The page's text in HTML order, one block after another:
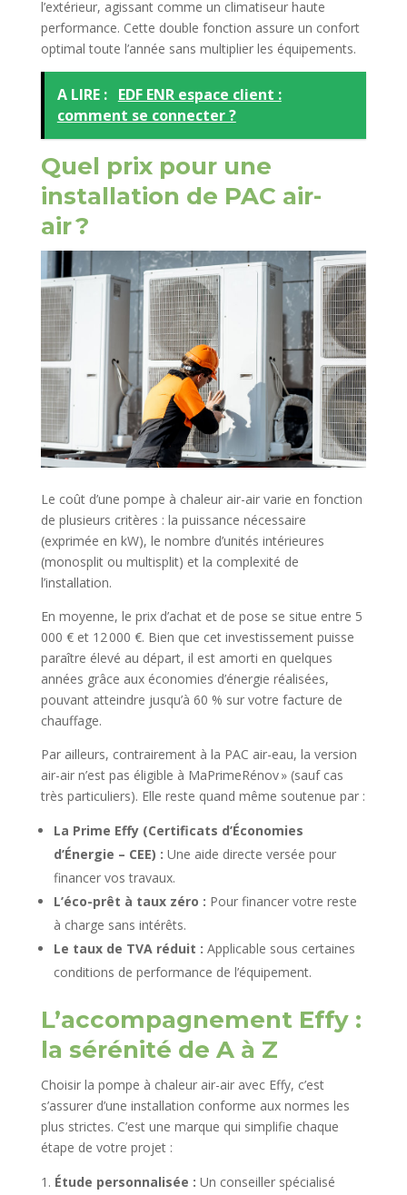
l’extérieur, agissant comme un climatiseur haute
performance. Cette double fonction assure un confort
optimal toute l’année sans multiplier les équipements.
A LIRE : EDF ENR espace client :
comment se connecter ?
Quel prix pour une
installation de PAC air-
air ?
Le coût d’une pompe à chaleur air-air varie en fonction
de plusieurs critères : la puissance nécessaire
(exprimée en kW), le nombre d’unités intérieures
(monosplit ou multisplit) et la complexité de
l’installation.
En moyenne, le prix d’achat et de pose se situe entre 5
000 € et 12 000 €. Bien que cet investissement puisse
paraître élevé au départ, il est amorti en quelques
années grâce aux économies d’énergie réalisées,
pouvant atteindre jusqu’à 60 % sur votre facture de
chauffage.
Par ailleurs, contrairement à la PAC air-eau, la version
air-air n’est pas éligible à MaPrimeRénov » (sauf cas
très particuliers). Elle reste quand même soutenue par :
La Prime Effy (Certificats d’Économies
d’Énergie – CEE) : Une aide directe versée pour
financer vos travaux.
L’éco-prêt à taux zéro : Pour financer votre reste
à charge sans intérêts.
Le taux de TVA réduit : Applicable sous certaines
conditions de performance de l’équipement.
L’accompagnement Effy :
la sérénité de A à Z
Choisir la pompe à chaleur air-air avec Effy, c’est
s’assurer d’une installation conforme aux normes les
plus strictes. C’est une marque qui simplifie chaque
étape de votre projet :
Étude personnalisée : Un conseiller spécialisé